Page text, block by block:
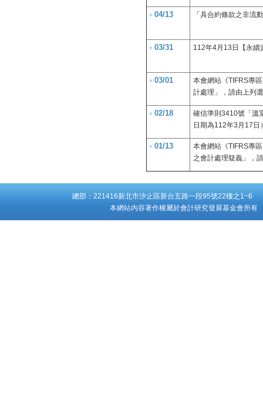
04/13 「具合約條款之非流
03/31 112年4月13日【永續
03/01
本會網站《TIFRS專
計處理」，請由上列
02/18
確信準則3410號「溫
日期為112年3月17日
01/13
本會網站《TIFRS專
之會計處理疑義」，
總部：221416新北市汐止區新台五路一段95號22樓之
本網站內容著作權屬於會計研究發展基金會所